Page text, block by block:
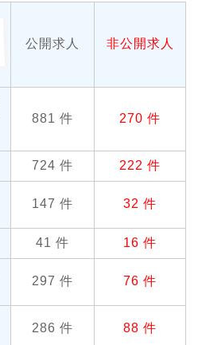
公開求人 非公開求人
881 件 270 件
724 件 222 件
147 件 32 件
41 件 16 件
297 件 76 件
286 件 88 件